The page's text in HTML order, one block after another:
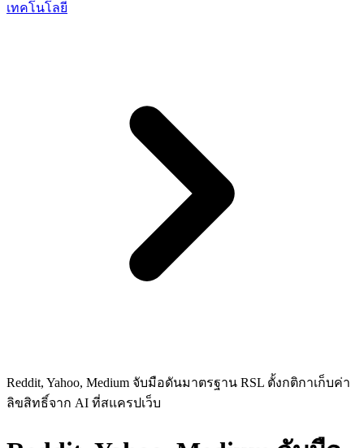
เทคโนโลยี
Reddit, Yahoo, Medium จับมือดันมาตรฐาน RSL ตั้งกติกาเก็บค่า
ลิขสิทธิ์จาก AI ที่สแครปเว็บ